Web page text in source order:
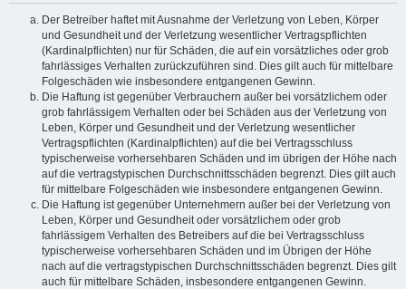
Der Betreiber haftet mit Ausnahme der Verletzung von Leben, Körper
und Gesundheit und der Verletzung wesentlicher Vertragspflichten
(Kardinalpflichten) nur für Schäden, die auf ein vorsätzliches oder grob
fahrlässiges Verhalten zurückzuführen sind. Dies gilt auch für mittelbare
Folgeschäden wie insbesondere entgangenen Gewinn.
Die Haftung ist gegenüber Verbrauchern außer bei vorsätzlichem oder
grob fahrlässigem Verhalten oder bei Schäden aus der Verletzung von
Leben, Körper und Gesundheit und der Verletzung wesentlicher
Vertragspflichten (Kardinalpflichten) auf die bei Vertragsschluss
typischerweise vorhersehbaren Schäden und im übrigen der Höhe nach
auf die vertragstypischen Durchschnittsschäden begrenzt. Dies gilt auch
für mittelbare Folgeschäden wie insbesondere entgangenen Gewinn.
Die Haftung ist gegenüber Unternehmern außer bei der Verletzung von
Leben, Körper und Gesundheit oder vorsätzlichem oder grob
fahrlässigem Verhalten des Betreibers auf die bei Vertragsschluss
typischerweise vorhersehbaren Schäden und im Übrigen der Höhe
nach auf die vertragstypischen Durchschnittsschäden begrenzt. Dies gilt
auch für mittelbare Schäden, insbesondere entgangenen Gewinn.